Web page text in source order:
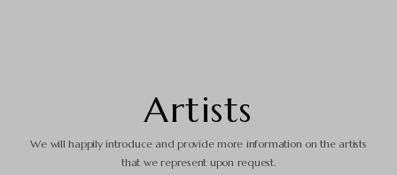
Artists
We will happily introduce and provide more information on the artists
that we represent upon request.